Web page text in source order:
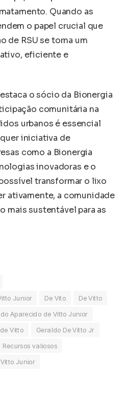
Quando as
o papel crucial que
de RSU se torna um
eficiente e
o sócio da Bionergia
comunitária na
urbanos é essencial
iniciativa de
como a Bionergia
inovadoras e o
transformar o lixo
ativamente, a comunidade
mais sustentável para as
Junior
De Vito
De Vitto
Aparecido de Vitto Junior
Vitto
Geraldo De Vitto Jr
Recursos valiosos
Junior